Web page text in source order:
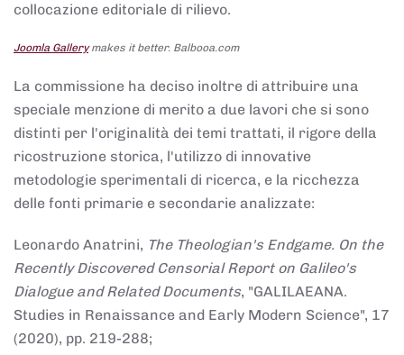
collocazione editoriale di rilievo.
Joomla Gallerymakes it better. Balbooa.com
La commissione ha deciso inoltre di attribuire una
speciale menzione di merito a due lavori che si sono
distinti per l'originalità dei temi trattati, il rigore della
ricostruzione storica, l'utilizzo di innovative
metodologie sperimentali di ricerca, e la ricchezza
delle fonti primarie e secondarie analizzate:
Leonardo Anatrini, The Theologian's Endgame. On the
Recently Discovered Censorial Report on Galileo's
Dialogue and Related Documents, "GALILAEANA.
Studies in Renaissance and Early Modern Science", 17
(2020), pp. 219-288;